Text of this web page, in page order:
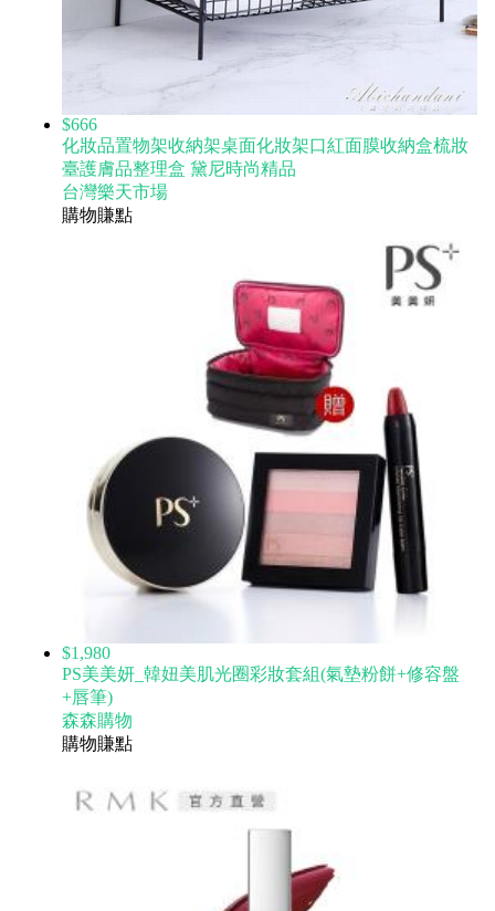
$666
化妝品置物架收納架桌面化妝架口紅面膜收納盒梳妝
臺護膚品整理盒 黛尼時尚精品
台灣樂天市場
購物賺點
$1,980
PS美美妍_韓妞美肌光圈彩妝套組(氣墊粉餅+修容盤
+唇筆)
森森購物
購物賺點